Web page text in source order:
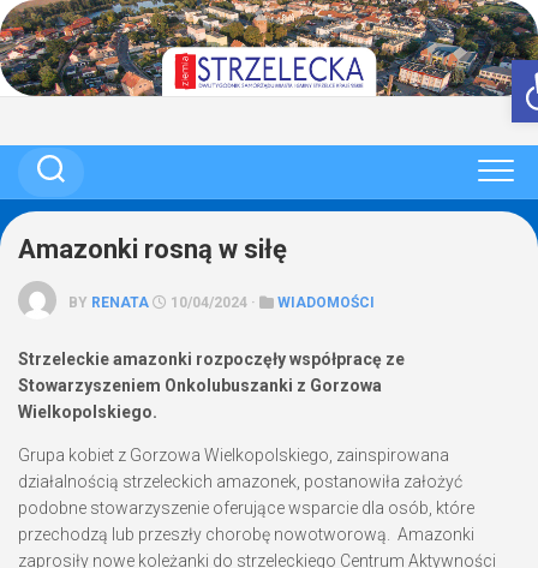
Skip
to
content
Amazonki rosną w siłę
BY RENATA 10/04/2024 · WIADOMOŚCI
Strzeleckie amazonki rozpoczęły współpracę ze
Stowarzyszeniem Onkolubuszanki z Gorzowa
Wielkopolskiego.
Grupa kobiet z Gorzowa Wielkopolskiego, zainspirowana
działalnością strzeleckich amazonek, postanowiła założyć
podobne stowarzyszenie oferujące wsparcie dla osób, które
przechodzą lub przeszły chorobę nowotworową.
Amazonki
zaprosiły nowe koleżanki do strzeleckiego Centrum Aktywności